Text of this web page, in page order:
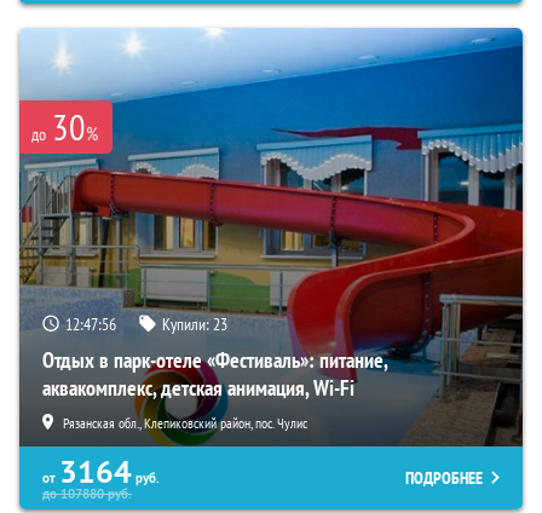
до 30%
12:47:54 Купили:23
Отдых в парк-отеле «Фестиваль»: питание,
аквакомплекс, детская анимация, Wi-Fi
Рязанская обл., Клепиковский район, пос. Чулис
от 3164 руб.
до107880руб.
ПОДРОБНЕЕ